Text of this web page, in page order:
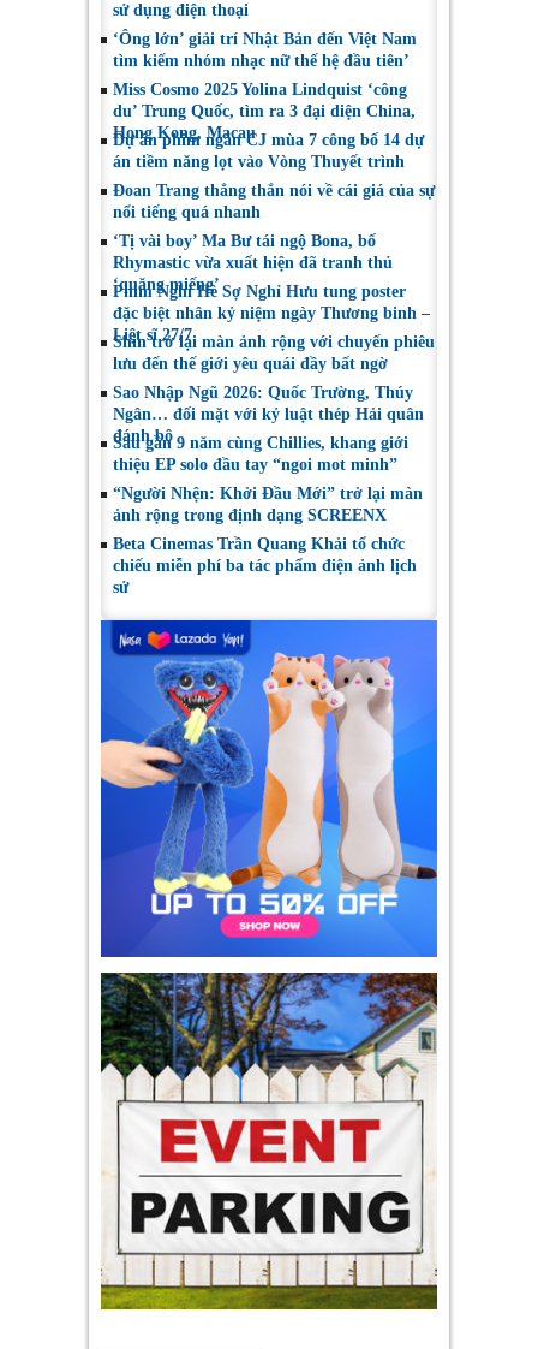
sử dụng điện thoại
‘Ông lớn’ giải trí Nhật Bản đến Việt Nam
tìm kiếm nhóm nhạc nữ thế hệ đầu tiên’
Miss Cosmo 2025 Yolina Lindquist ‘công
du’ Trung Quốc, tìm ra 3 đại diện China,
Hong Kong, Macau
Dự án phim ngắn CJ mùa 7 công bố 14 dự
án tiềm năng lọt vào Vòng Thuyết trình
Đoan Trang thẳng thắn nói về cái giá của sự
nổi tiếng quá nhanh
‘Tị vài boy’ Ma Bư tái ngộ Bona, bố
Rhymastic vừa xuất hiện đã tranh thủ
‘quăng miếng’
Phim Nghỉ Hè Sợ Nghỉ Hưu tung poster
đặc biệt nhân kỷ niệm ngày Thương binh –
Liệt sĩ 27/7
Shin trở lại màn ảnh rộng với chuyến phiêu
lưu đến thế giới yêu quái đầy bất ngờ
Sao Nhập Ngũ 2026: Quốc Trường, Thúy
Ngân… đối mặt với kỷ luật thép Hải quân
đánh bộ
Sau gần 9 năm cùng Chillies, khang giới
thiệu EP solo đầu tay “ngoi mot minh”
“Người Nhện: Khởi Đầu Mới” trở lại màn
ảnh rộng trong định dạng SCREENX
Beta Cinemas Trần Quang Khải tổ chức
chiếu miễn phí ba tác phẩm điện ảnh lịch
sử